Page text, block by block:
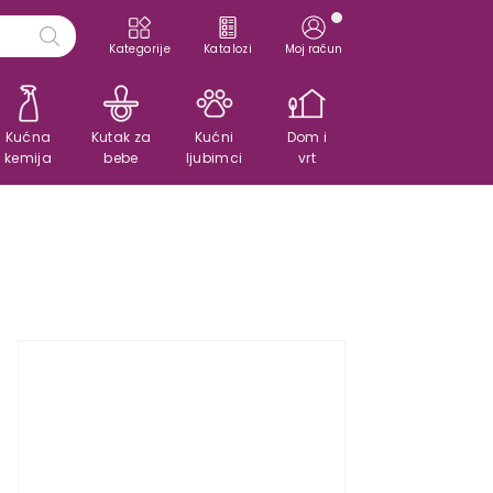
Kategorije Katalozi Moj račun
Kućna
kemija
Kutak za
bebe
Kućni
ljubimci
Dom i
vrt